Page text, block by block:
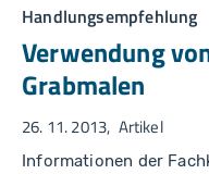
Handlungsempfehlung
Verwendung
Grabmalen
26. 11. 2013 Artikel
Informationen der